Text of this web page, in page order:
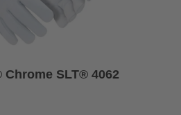
SLT® 4062